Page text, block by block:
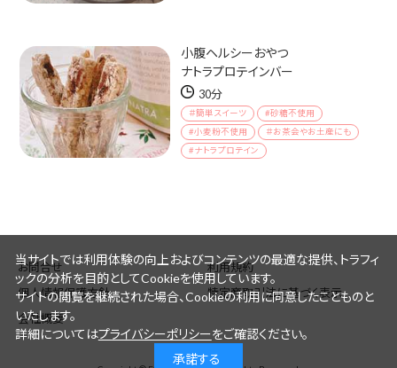
小腹ヘルシーおやつ
ナトラプロテインバー
30分
＃簡単スイーツ
#砂糖不使用
#小麦粉不使用
＃お茶会やお土産にも
#ナトラプロテイン
お問合せ
利用規約
個人情報保護方針
特定商取引法に基づく表示
会社概要
当サイトでは利用体験の向上およびコンテンツの最適な提供、トラフィ
ックの分析を目的としてCookieを使用しています。
サイトの閲覧を継続された場合、Cookieの利用に同意したことものと
いたします。
詳細についてはプライバシーポリシーをご確認ください。
承諾する